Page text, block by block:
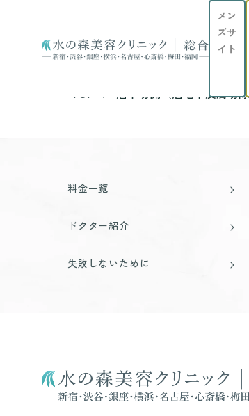
メン
ズサ
イト
TOP 眉下切開（眉毛下皮膚切
料金一覧
ドクター紹介
失敗しないために